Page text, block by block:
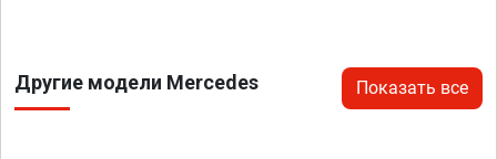
Другие модели Mercedes Показать все